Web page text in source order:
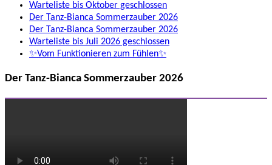
Warteliste bis Oktober geschlossen
Der Tanz-Bianca Sommerzauber 2026
Der Tanz-Bianca Sommerzauber 2026
Warteliste bis Juli 2026 geschlossen
✨Vom Funktionieren zum Fühlen✨
Der Tanz-Bianca Sommerzauber 2026